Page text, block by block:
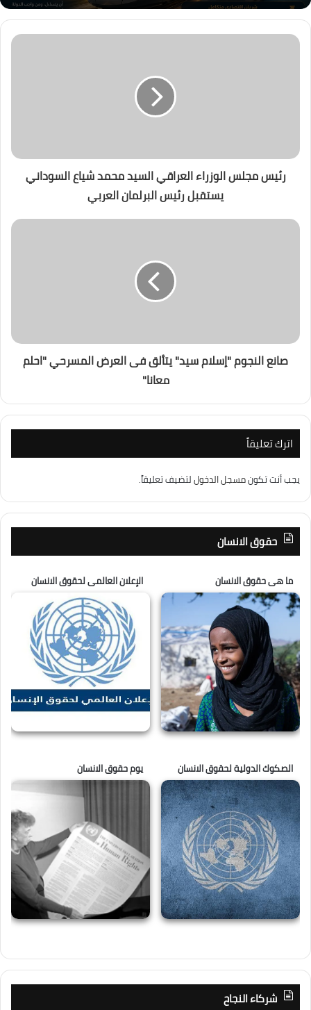
رئيس مجلس الوزراء العراقي السيد محمد شياع السوداني
يستقبل رئيس البرلمان العربي
صانع النجوم "إسلام سيد" يتألق فى العرض المسرحي "احلم
معانا"
اترك تعليقاً
يجب أنت تكونمسجل الدخوللتضيف تعليقاً.
حقوق الانسان
ما هى حقوق الانسان الإعلان العالمى لحقوق الانسان
الصكوك الدولية لحقوق الانسان يوم حقوق الانسان
شركاء النجاح